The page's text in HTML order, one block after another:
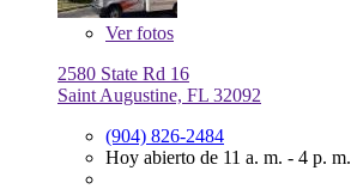
Verfotos
2580 State Rd 16
Saint Augustine, FL 32092
(904) 826-2484
Hoy abierto de 11 a. m. - 4 p. m.